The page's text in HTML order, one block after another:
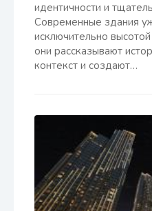
идентичности и
Современные здания
исключительно
они рассказывают
контекст и создают…